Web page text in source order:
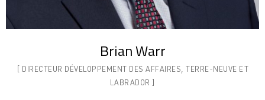
Brian Warr
[ DIRECTEUR DÉVELOPPEMENT DES AFFAIRES, TERRE-NEUVE ET
LABRADOR ]